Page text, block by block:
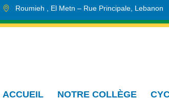
Roumieh , El Metn – Rue Principale Lebanon
info.cmdr@sa.edu.lb
ACCUEIL NOTRE COLLÈGE